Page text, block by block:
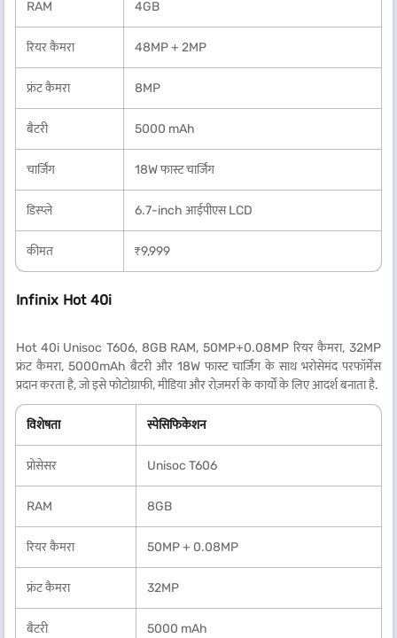
RAM 4GB
रियर कैमरा 48MP + 2MP
फ्रंट कैमरा 8MP
बैटरी 5000 mAh
चार्जिंग 18W फास्ट चार्जिंग
डिस्प्ले 6.7-inch आईपीएस LCD
कीमत ₹9,999
Infinix Hot 40i
Hot 40i Unisoc T606, 8GB RAM, 50MP+0.08MP रियर कैमरा, 32MP
फ्रंट कैमरा, 5000mAh बैटरी और 18W फास्ट चार्जिंग के साथ भरोसेमंद परफॉर्मेंस
प्रदान करता है, जो इसे फोटोग्राफी, मीडिया और रोज़मर्रा के कार्यों के लिए आदर्श बनाता है.
विशेषता स्पेसिफिकेशन
प्रोसेसर Unisoc T606
RAM 8GB
रियर कैमरा 50MP + 0.08MP
फ्रंट कैमरा 32MP
बैटरी 5000 mAh